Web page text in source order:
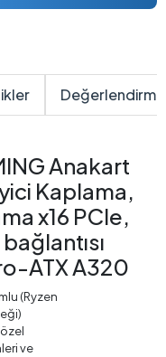
Anakart
Kaplama,
x16 PCIe,
ATX A320
(Ryzen
ve